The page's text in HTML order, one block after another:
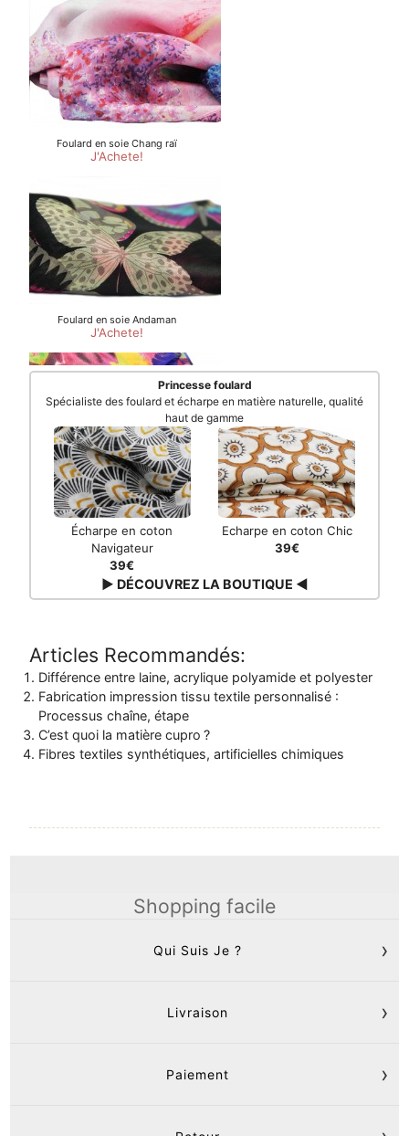
Princesse foulard
Spécialiste des foulard et écharpe en matière naturelle, qualité
haut de gamme
Écharpe en coton
Navigateur
39€
Echarpe en coton Chic
39€
▶ DÉCOUVREZ LA BOUTIQUE ◀
Articles Recommandés:
Différence entre laine, acrylique polyamide et polyester
Fabrication impression tissu textile personnalisé :
Processus chaîne, étape
C’est quoi la matière cupro ?
Fibres textiles synthétiques, artificielles chimiques
Shopping facile
Qui Suis Je ?
Livraison
Paiement